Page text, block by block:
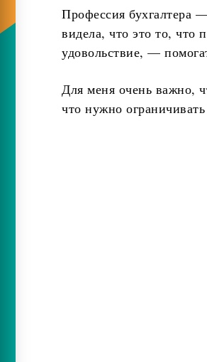
Профессия бухгалтера
видела, что это то, что
удовольствие, —
Для меня очень важно,
что нужно